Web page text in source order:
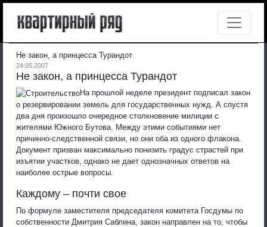
Не закон, а принцесса Турандот
24.05.2007
Не закон, а принцесса Турандот
На прошлой неделе президент подписал закон
о резервировании земель для государственных нужд. А спустя
два дня произошло очередное столкновение милиции с
жителями Южного Бутова. Между этими событиями нет
причинно-следственной связи, но они оба из одного флакона.
Документ призван максимально понизить градус страстей при
изъятии участков, однако не дает однозначных ответов на
наиболее острые вопросы.
Каждому – почти свое
По формуле заместителя председателя комитета Госдумы по
собственности Дмитрия Саблина, закон направлен на то, чтобы